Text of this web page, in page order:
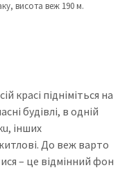
висота веж 190 м.
красі підніміться на
будівлі, в одній
інших
До веж варто
– це відмінний фон